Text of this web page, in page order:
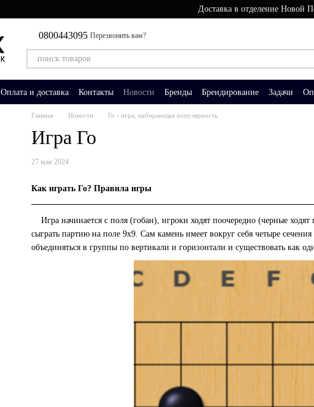
Доставка в отделение Новой
0800443095 Перезвонить вам?
Оплата и доставка Контакты Новости Бренды Брендирование Задачи
Главная Новости Го - игра, набирающая популярность
Игра Го
27 мая 2024
Как играть Го? Правила игры
Игра начинается с поля (гобан), игроки ходят поочередно (черные
сыграть партию на поле 9х9. Сам камень имеет вокруг себя четыре
объединяться в группы по вертикали и горизонтали и существовать как